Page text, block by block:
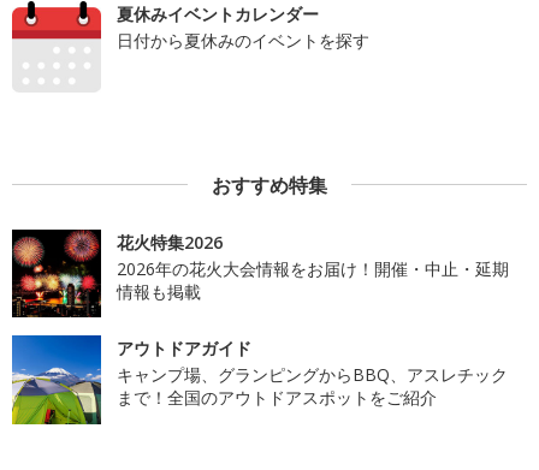
夏休みイベントカレンダー
日付から夏休みのイベントを探す
おすすめ特集
花火特集2026
2026年の花火大会情報をお届け！開催・中止・延期
情報も掲載
アウトドアガイド
キャンプ場、グランピングからBBQ、アスレチック
まで！全国のアウトドアスポットをご紹介